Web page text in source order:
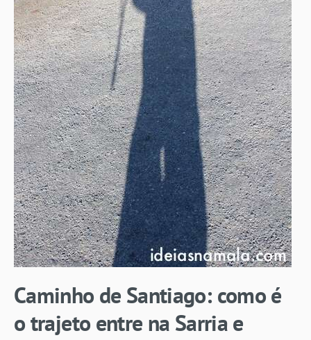
Caminho de Santiago: como é
o trajeto entre na Sarria e